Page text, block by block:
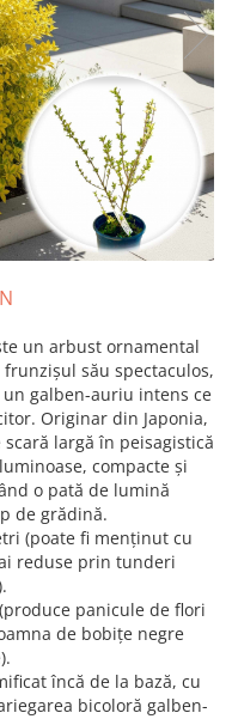
un arbust ornamental
său spectaculos,
galben-auriu intens ce
Originar din Japonia,
largă în peisagistică
compacte și
o pată de lumină
de grădină.
(poate fi menținut cu
reduse prin tunderi
panicule de flori
de bobițe negre
încă de la bază, cu
bicoloră galben-